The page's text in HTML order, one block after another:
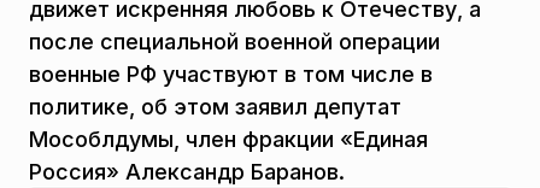
движет искренняя любовь к Отечеству, а
после специальной военной операции
военные РФ участвуют в том числе в
политике, об этом заявил депутат
Мособлдумы, член фракции «Единая
Россия» Александр Баранов.